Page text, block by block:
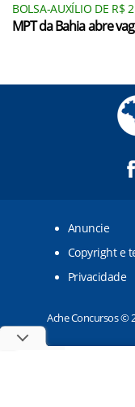
BOLSA-AUXÍLIO DE R$
MPT da Bahia abre
Anuncie
Copyright e
Privacidade
Ache Concursos ©